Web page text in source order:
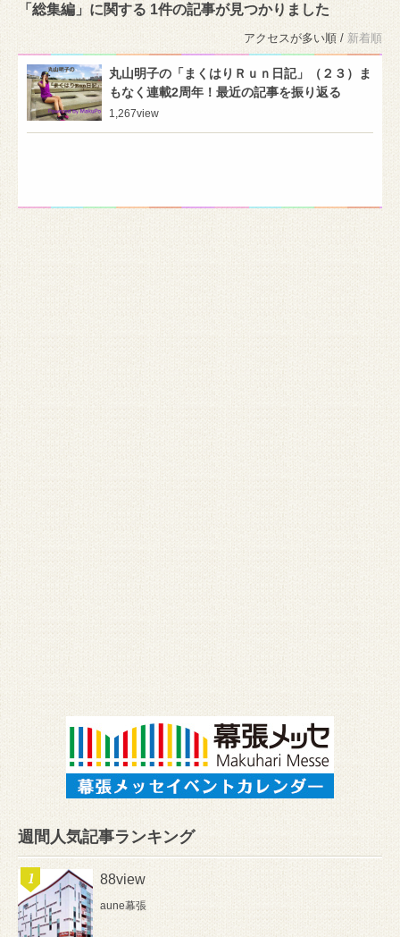
「総集編」に関する 1件の記事が見つかりました
アクセスが多い順 / 新着順
丸山明子の「まくはりＲｕｎ日記」（２３）ま
もなく連載2周年！最近の記事を振り返る
1,267view
週間人気記事ランキング
88view
aune幕張